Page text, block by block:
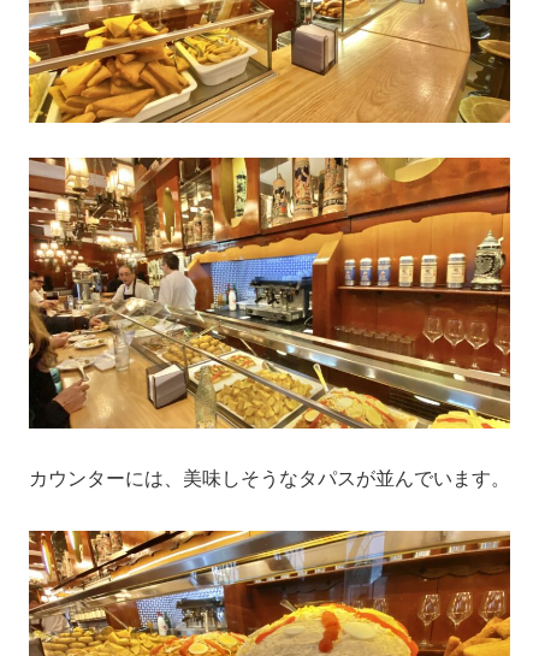
カウンターには、美味しそうなタパスが並んでいます。